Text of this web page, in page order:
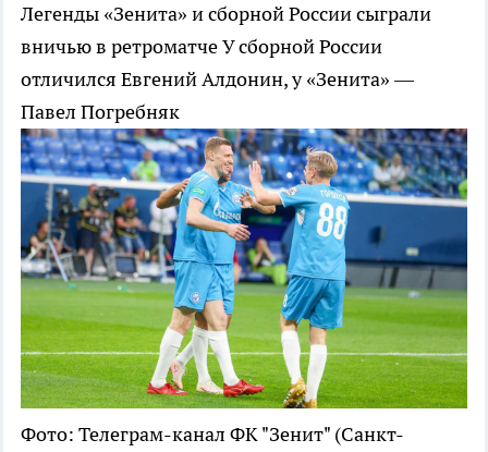
Легенды «Зенита» и сборной России сыграли
вничью в ретроматчеУ сборной России
отличился Евгений Алдонин, у «Зенита» —
Павел Погребняк
Фото: Телеграм-канал ФК "Зенит" (Санкт-